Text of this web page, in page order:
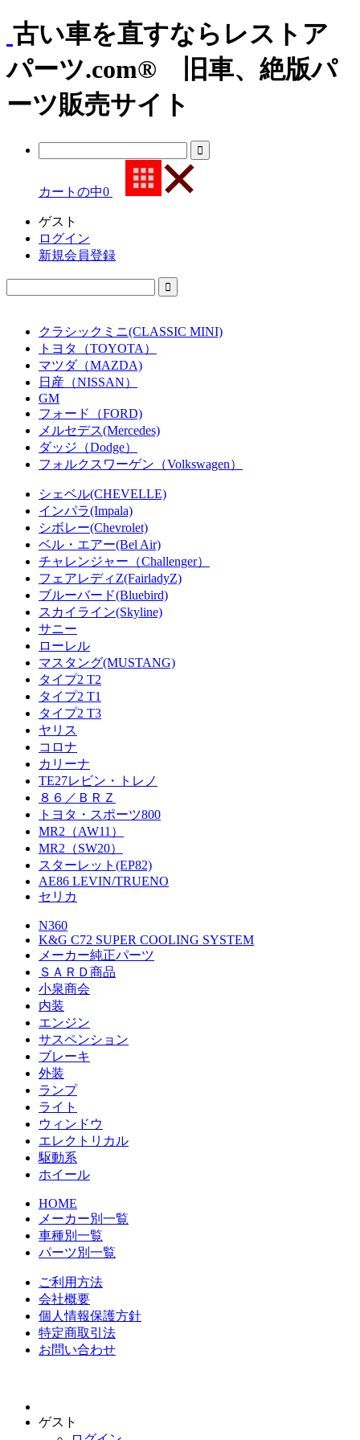
古い車を直すならレストア
パーツ.com® 旧車、絶版パ
ーツ販売サイト
カートの中0
ゲスト
ログイン
新規会員登録
クラシックミニ(CLASSIC MINI)
トヨタ（TOYOTA）
マツダ（MAZDA)
日産（NISSAN）
GM
フォード（FORD)
メルセデス(Mercedes)
ダッジ（Dodge）
フォルクスワーゲン（Volkswagen）
シェベル(CHEVELLE)
インパラ(Impala)
シボレー(Chevrolet)
ベル・エアー(Bel Air)
チャレンジャー（Challenger）
フェアレディZ(FairladyZ)
ブルーバード(Bluebird)
スカイライン(Skyline)
サニー
ローレル
マスタング(MUSTANG)
タイプ2 T2
タイプ2 T1
タイプ2 T3
ヤリス
コロナ
カリーナ
TE27レビン・トレノ
８６／ＢＲＺ
トヨタ・スポーツ800
MR2（AW11）
MR2（SW20）
スターレット(EP82)
AE86 LEVIN/TRUENO
セリカ
N360
K&G C72 SUPER COOLING SYSTEM
メーカー純正パーツ
ＳＡＲＤ商品
小泉商会
内装
エンジン
サスペンション
ブレーキ
外装
ランプ
ライト
ウィンドウ
エレクトリカル
駆動系
ホイール
HOME
メーカー別一覧
車種別一覧
パーツ別一覧
ご利用方法
会社概要
個人情報保護方針
特定商取引法
お問い合わせ
ゲスト